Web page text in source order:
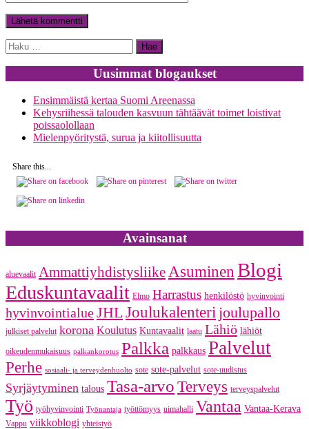
Haku:
Uusimmat blogaukset
Ensimmäistä kertaa Suomi Areenassa
Kehysriihessä talouden kasvuun tähtäävät toimet loistivat
poissaolollaan
Mielenpyöritystä, surua ja kiitollisuutta
Share this...
Avainsanat
aluevaalit Ammattiyhdistysliike Asuminen Blogi
Eduskuntavaalit Elmo Harrastus henkilöstö hyvinvointi
hyvinvointialueJHLJoulukalenteri joulupallo
julkiset palvelut korona Koulutus Kuntavaalit laatu Lähiö lähiöt
oikeudenmukaisuus palkankorotus Palkka palkkaus Palvelut
Perhe sosiaali- ja terveydenhuolto sote sote-palvelut sote-uudistus
Syrjäytyminen talous Tasa-arvo Terveys terveyspalvelut
Työ työhyvinvointi Työnantaja työttömyys uimahalli Vantaa Vantaa-Kerava
Vappu viikkoblogi yhteistyö